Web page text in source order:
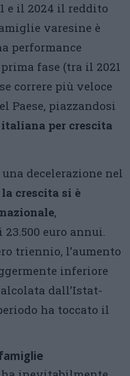
e il 2024 il reddito
varesine è
performance
fase (tra il 2021
correre più veloce
Paese, piazzandosi
per crescita
decelerazione nel
crescita si è
,
euro annui.
triennio, l’aumento
inferiore
dall’Istat-
ha toccato il